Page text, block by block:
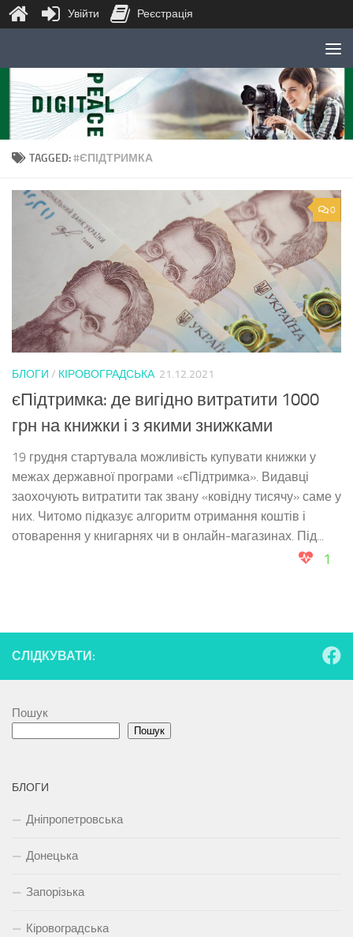
Skip to content
TAGGED:#ЄПІДТРИМКА
0
БЛОГИ / КІРОВОГРАДСЬКА 21.12.2021
єПідтримка: де вигідно витратити 1000
грн на книжки і з якими знижками
19 грудня стартувала можливість купувати книжки у
межах державної програми «єПідтримка». Видавці
заохочують витратити так звану «ковідну тисячу» саме у
них. Читомо підказує алгоритм отримання коштів і
отоварення у книгарнях чи в онлайн-магазинах. Під...
1
СЛІДКУВАТИ:
Пошук
Пошук
БЛОГИ
Дніпропетровська
Донецька
Запорізька
Кіровоградська
Увійти Реєстрація